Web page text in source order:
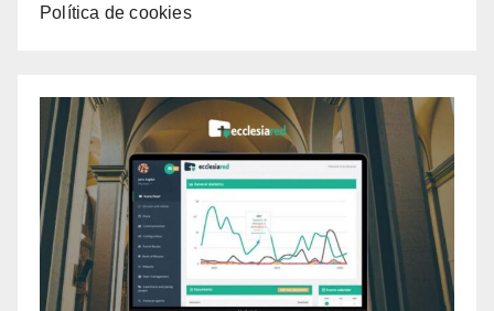
Política de cookies